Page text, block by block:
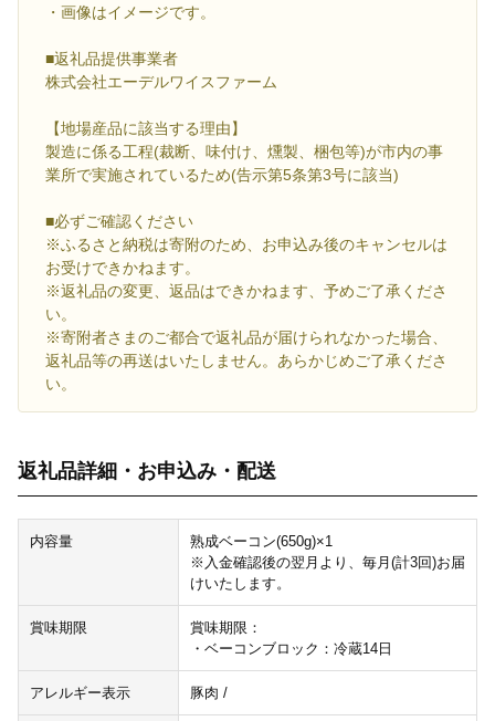
・画像はイメージです。
■返礼品提供事業者
株式会社エーデルワイスファーム
【地場産品に該当する理由】
製造に係る工程(裁断、味付け、燻製、梱包等)が市内の事
業所で実施されているため(告示第5条第3号に該当)
■必ずご確認ください
※ふるさと納税は寄附のため、お申込み後のキャンセルは
お受けできかねます。
※返礼品の変更、返品はできかねます、予めご了承くださ
い。
※寄附者さまのご都合で返礼品が届けられなかった場合、
返礼品等の再送はいたしません。あらかじめご了承くださ
い。
返礼品詳細・お申込み・配送
内容量
熟成ベーコン(650g)×1
※入金確認後の翌月より、毎月(計3回)お届
けいたします。
賞味期限
賞味期限：
・ベーコンブロック：冷蔵14日
アレルギー表示 豚肉 /